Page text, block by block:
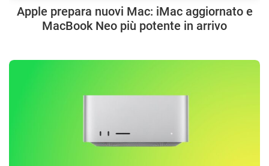
Apple prepara nuovi Mac: iMac aggiornato e
MacBook Neo più potente in arrivo